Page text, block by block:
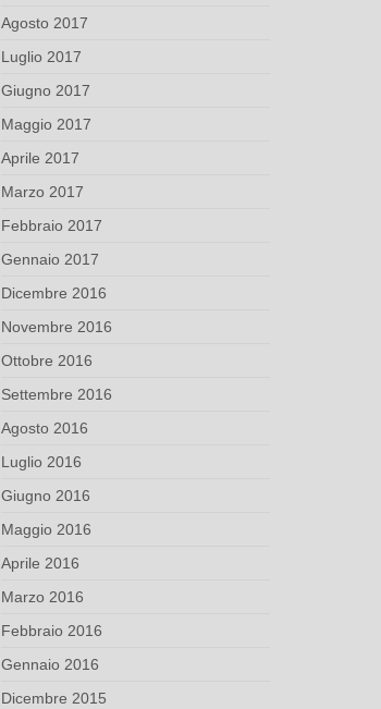
Agosto 2017
Luglio 2017
Giugno 2017
Maggio 2017
Aprile 2017
Marzo 2017
Febbraio 2017
Gennaio 2017
Dicembre 2016
Novembre 2016
Ottobre 2016
Settembre 2016
Agosto 2016
Luglio 2016
Giugno 2016
Maggio 2016
Aprile 2016
Marzo 2016
Febbraio 2016
Gennaio 2016
Dicembre 2015